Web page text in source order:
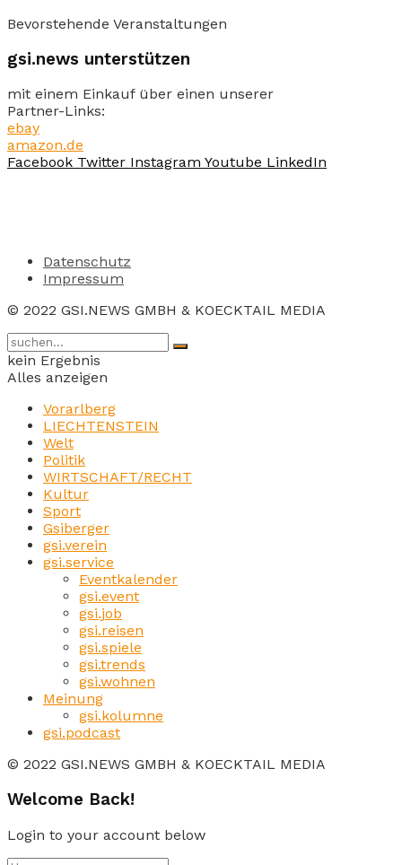
Bevorstehende Veranstaltungen
gsi.news unterstützen
mit einem Einkauf über einen unserer
Partner-Links:
ebay
amazon.de
Facebook Twitter Instagram Youtube LinkedIn
Datenschutz
Impressum
© 2022 GSI.NEWS GMBH & KOECKTAIL MEDIA
kein Ergebnis
Alles anzeigen
Vorarlberg
LIECHTENSTEIN
Welt
Politik
WIRTSCHAFT/RECHT
Kultur
Sport
Gsiberger
gsi.verein
gsi.service
Eventkalender
gsi.event
gsi.job
gsi.reisen
gsi.spiele
gsi.trends
gsi.wohnen
Meinung
gsi.kolumne
gsi.podcast
© 2022 GSI.NEWS GMBH & KOECKTAIL MEDIA
Welcome Back!
Login to your account below